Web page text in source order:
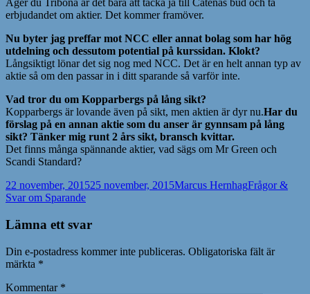
Äger du Tribona är det bara att tacka ja till Catenas bud och ta
erbjudandet om aktier. Det kommer framöver.
Nu byter jag preffar mot NCC eller annat bolag som har hög
utdelning och dessutom potential på kurssidan. Klokt?
Långsiktigt lönar det sig nog med NCC. Det är en helt annan typ av
aktie så om den passar in i ditt sparande så varför inte.
Vad tror du om Kopparbergs på lång sikt?
Kopparbergs är lovande även på sikt, men aktien är dyr nu.Har du
förslag på en annan aktie som du anser är gynnsam på lång
sikt? Tänker mig runt 2 års sikt, bransch kvittar.
Det finns många spännande aktier, vad sägs om Mr Green och
Scandi Standard?
Postat
22 november, 201525 november, 2015Författare
Marcus HernhagKategorier
Frågor &
Svar om Sparande
Lämna ett svar
Din e-postadress kommer inte publiceras. Obligatoriska fält är
märkta *
Kommentar *